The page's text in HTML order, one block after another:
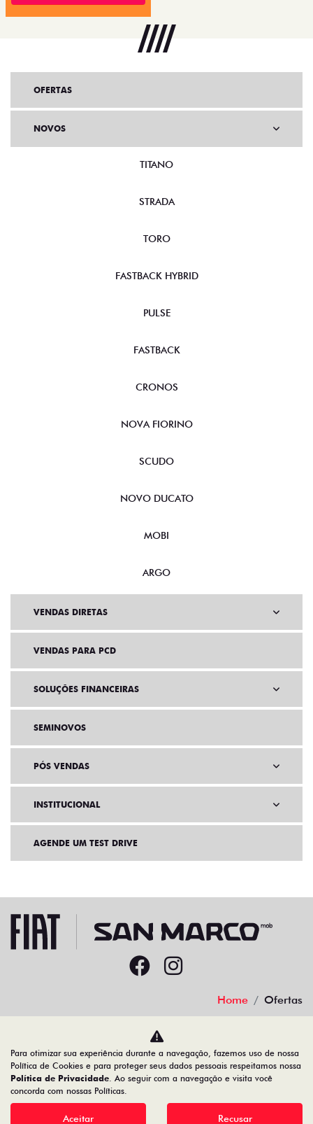
OFERTAS
NOVOS
TITANO
STRADA
TORO
FASTBACK HYBRID
PULSE
FASTBACK
CRONOS
NOVA FIORINO
SCUDO
NOVO DUCATO
MOBI
ARGO
VENDAS DIRETAS
VENDAS PARA PCD
SOLUÇÕES FINANCEIRAS
SEMINOVOS
PÓS VENDAS
INSTITUCIONAL
AGENDE UM TEST DRIVE
Home Ofertas
Desacelere. Seu bem maior é a vida.
22.204.101/0001-17
Para otimizar sua experiência durante a navegação, fazemos uso de nossa
Política de Cookies e para proteger seus dados pessoais respeitamos nossa
Política de Privacidade. Ao seguir com a navegação e visita você
concorda com nossas Políticas.
Aceitar Recusar